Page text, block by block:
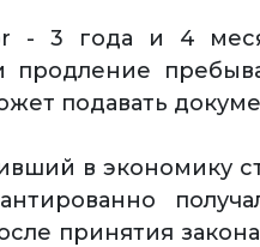
- 3 года и 4
подавать
в экономику
принятия